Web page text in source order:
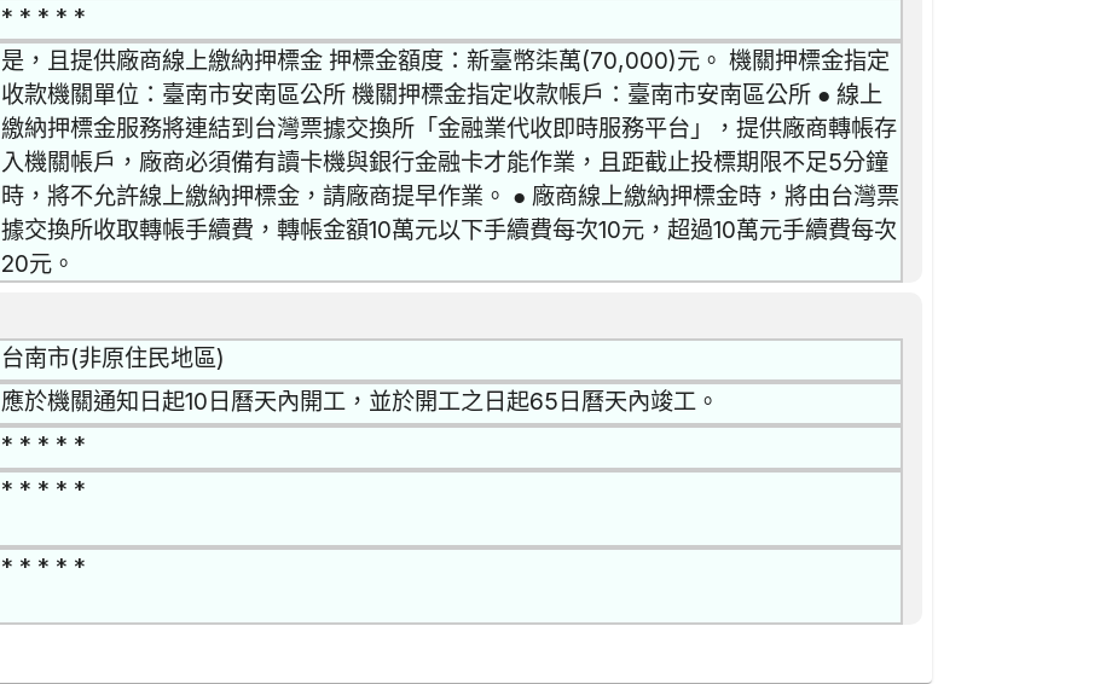
* * * * *
是，且提供廠商線上繳納押標金 押標金額度：新臺幣柒萬(70,000)元。 機關押標金指定
收款機關單位：臺南市安南區公所 機關押標金指定收款帳戶：臺南市安南區公所 ● 線上
繳納押標金服務將連結到台灣票據交換所「金融業代收即時服務平台」，提供廠商轉帳存
入機關帳戶，廠商必須備有讀卡機與銀行金融卡才能作業，且距截止投標期限不足5分鐘
時，將不允許線上繳納押標金，請廠商提早作業。 ● 廠商線上繳納押標金時，將由台灣票
據交換所收取轉帳手續費，轉帳金額10萬元以下手續費每次10元，超過10萬元手續費每次
20元。
台南市(非原住民地區)
應於機關通知日起10日曆天內開工，並於開工之日起65日曆天內竣工。
* * * * *
* * * * *
* * * * *